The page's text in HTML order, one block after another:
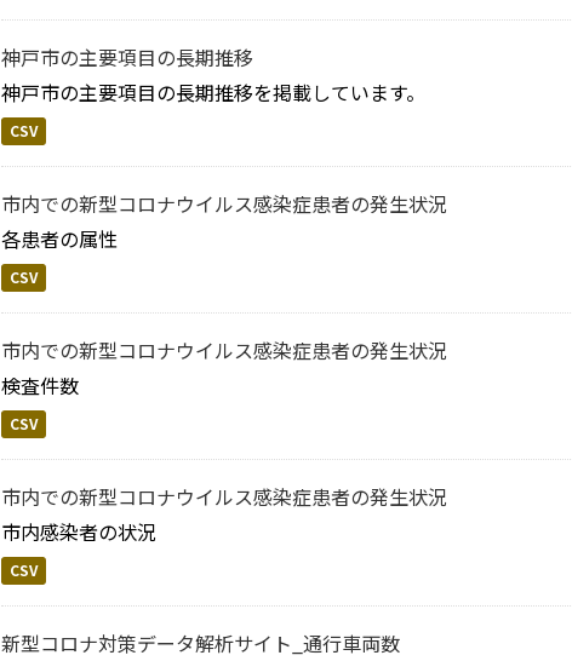
神戸市の主要項目の長期推移
神戸市の主要項目の長期推移を掲載しています。
CSV
市内での新型コロナウイルス感染症患者の発生状況
各患者の属性
CSV
市内での新型コロナウイルス感染症患者の発生状況
検査件数
CSV
市内での新型コロナウイルス感染症患者の発生状況
市内感染者の状況
CSV
新型コロナ対策データ解析サイト_通行車両数